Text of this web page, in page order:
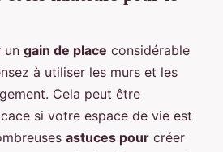
un gain de place considérable
à utiliser les murs et les
Cela peut être
si votre espace de vie est
astuces pour créer